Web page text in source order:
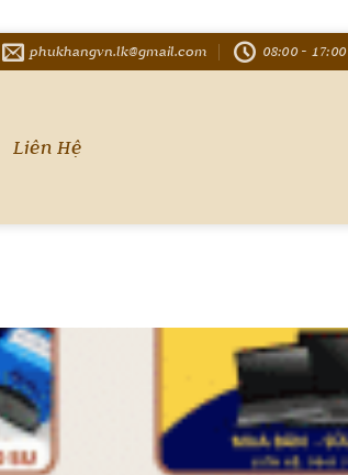
phukhangvn.lk@gmail.com 08:00 - 17:00
Liên Hệ